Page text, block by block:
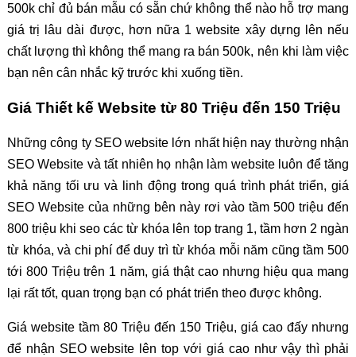
500k chỉ đủ bán mẫu có sẵn chứ không thể nào hỗ trợ mang
giá trị lâu dài được, hơn nữa 1 website xây dựng lên nếu
chất lượng thì không thể mang ra bán 500k, nên khi làm việc
bạn nên cân nhắc kỹ trước khi xuống tiền.
Giá Thiết kế Website từ 80 Triệu đến 150 Triệu
Những công ty SEO website lớn nhất hiện nay thường nhận
SEO Website và tất nhiên họ nhận làm website luôn để tăng
khả năng tối ưu và linh động trong quá trình phát triển, giá
SEO Website của những bên này rơi vào tầm 500 triệu đến
800 triệu khi seo các từ khóa lên top trang 1, tầm hơn 2 ngàn
từ khóa, và chi phí để duy trì từ khóa mỗi năm cũng tầm 500
tới 800 Triệu trên 1 năm, giá thật cao nhưng hiệu qua mang
lại rất tốt, quan trọng bạn có phát triển theo được không.
Giá website tầm 80 Triệu đến 150 Triệu, giá cao đấy nhưng
để nhận SEO website lên top với giá cao như vậy thì phải